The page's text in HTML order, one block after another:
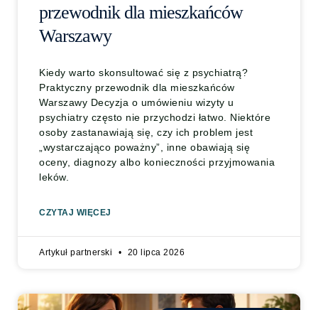
przewodnik dla mieszkańców
Warszawy
Kiedy warto skonsultować się z psychiatrą?
Praktyczny przewodnik dla mieszkańców
Warszawy Decyzja o umówieniu wizyty u
psychiatry często nie przychodzi łatwo. Niektóre
osoby zastanawiają się, czy ich problem jest
„wystarczająco poważny”, inne obawiają się
oceny, diagnozy albo konieczności przyjmowania
leków.
CZYTAJ WIĘCEJ
Artykuł partnerski 20 lipca 2026